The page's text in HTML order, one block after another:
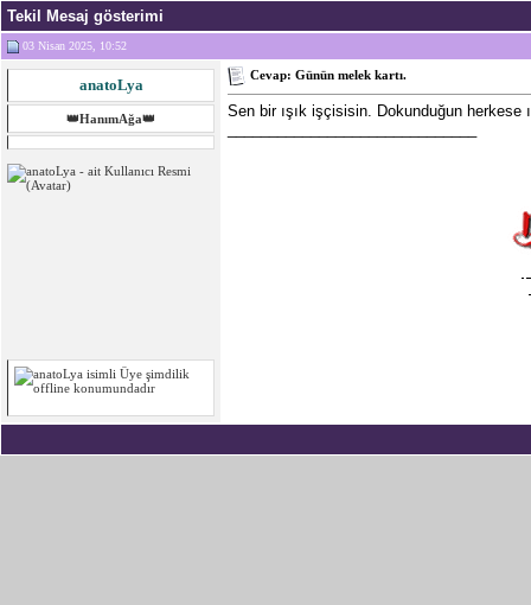
Tekil Mesaj gösterimi
03 Nisan 2025, 10:52
anatoLya
👑HanımAğa👑
Cevap: Günün melek kartı.
Sen bir ışık işçisisin. Dokunduğun herkese